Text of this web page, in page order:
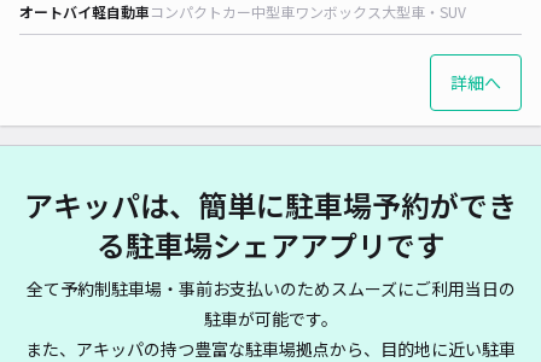
オートバイ軽自動車コンパクトカー中型車ワンボックス大型車・SUV
詳細へ
アキッパは、簡単に駐車場予約ができ
る駐車場シェアアプリです
全て予約制駐車場・事前お支払いのためスムーズにご利用当日の
駐車が可能です。
また、アキッパの持つ豊富な駐車場拠点から、目的地に近い駐車